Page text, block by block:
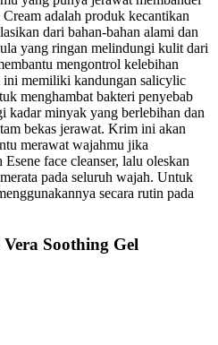
adalah produk kecantikan
dari bahan-bahan alami dan
yang ringan melindungi kulit dari
mengontrol kelebihan
memiliki kandungan salicylic
menghambat bakteri penyebab
kadar minyak yang berlebihan dan
bekas jerawat. Krim ini akan
merawat wajahmu jika
face cleanser, lalu oleskan
pada seluruh wajah. Untuk
secara rutin pada
Soothing Gel